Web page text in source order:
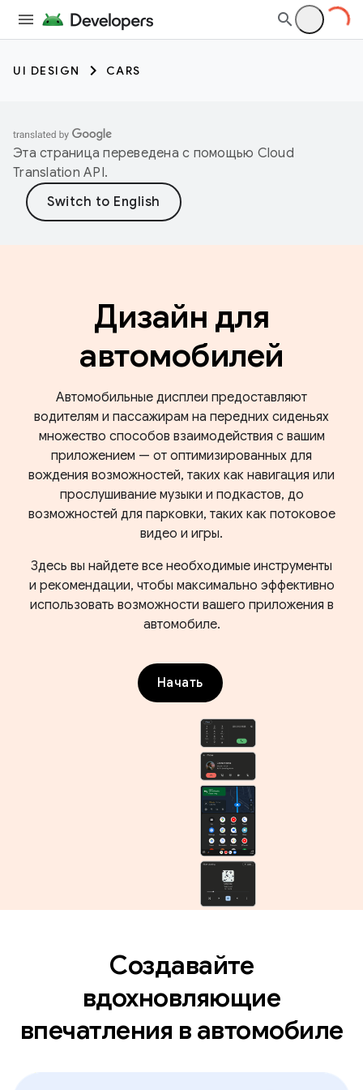
UI DESIGN CARS
Эта страница переведена с помощью Cloud
Translation API.
Дизайн для
автомобилей
Автомобильные дисплеи предоставляют
водителям и пассажирам на передних сиденьях
множество способов взаимодействия с вашим
приложением — от оптимизированных для
вождения возможностей, таких как навигация или
прослушивание музыки и подкастов, до
возможностей для парковки, таких как потоковое
видео и игры.
Здесь вы найдете все необходимые инструменты
и рекомендации, чтобы максимально эффективно
использовать возможности вашего приложения в
автомобиле.
Начать
Создавайте
вдохновляющие
впечатления в автомобиле